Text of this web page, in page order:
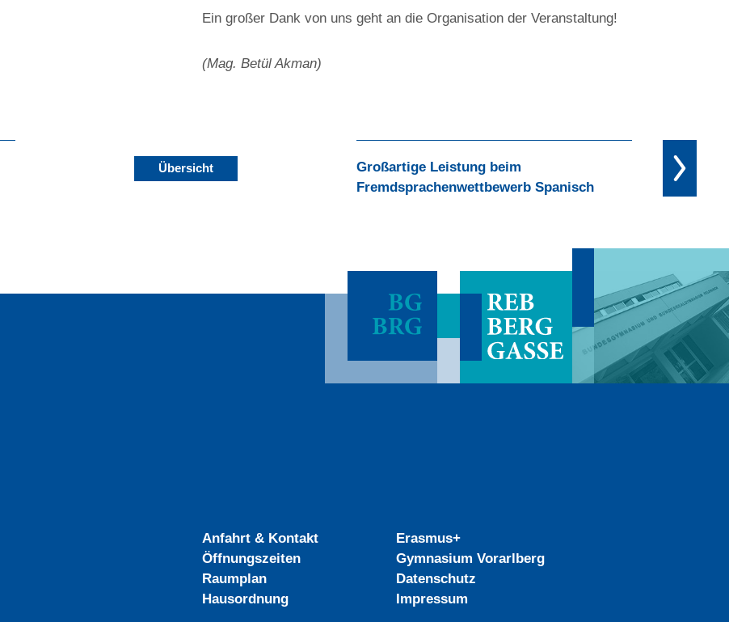
Ein großer Dank von uns geht an die Organisation der Veranstaltung!
(Mag. Betül Akman)
Übersicht
Großartige Leistung beim
Fremdsprachenwettbewerb Spanisch
Anfahrt & Kontakt
Öffnungszeiten
Raumplan
Hausordnung
Erasmus+
Gymnasium Vorarlberg
Datenschutz
Impressum